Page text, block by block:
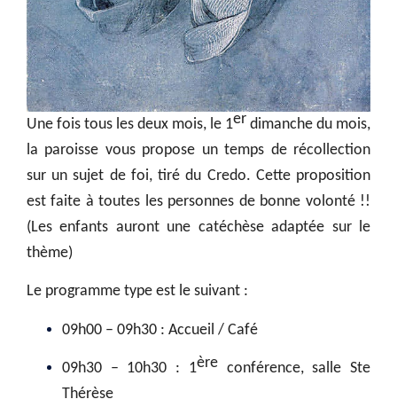
Une fois tous les deux mois, le 1er dimanche du mois,
la paroisse vous propose un temps de récollection
sur un sujet de foi, tiré du Credo. Cette proposition
est faite à toutes les personnes de bonne volonté !!
(Les enfants auront une catéchèse adaptée sur le
thème)
Le programme type est le suivant :
09h00 – 09h30 : Accueil / Café
09h30 – 10h30 : 1èreconférence, salle Ste
Thérèse